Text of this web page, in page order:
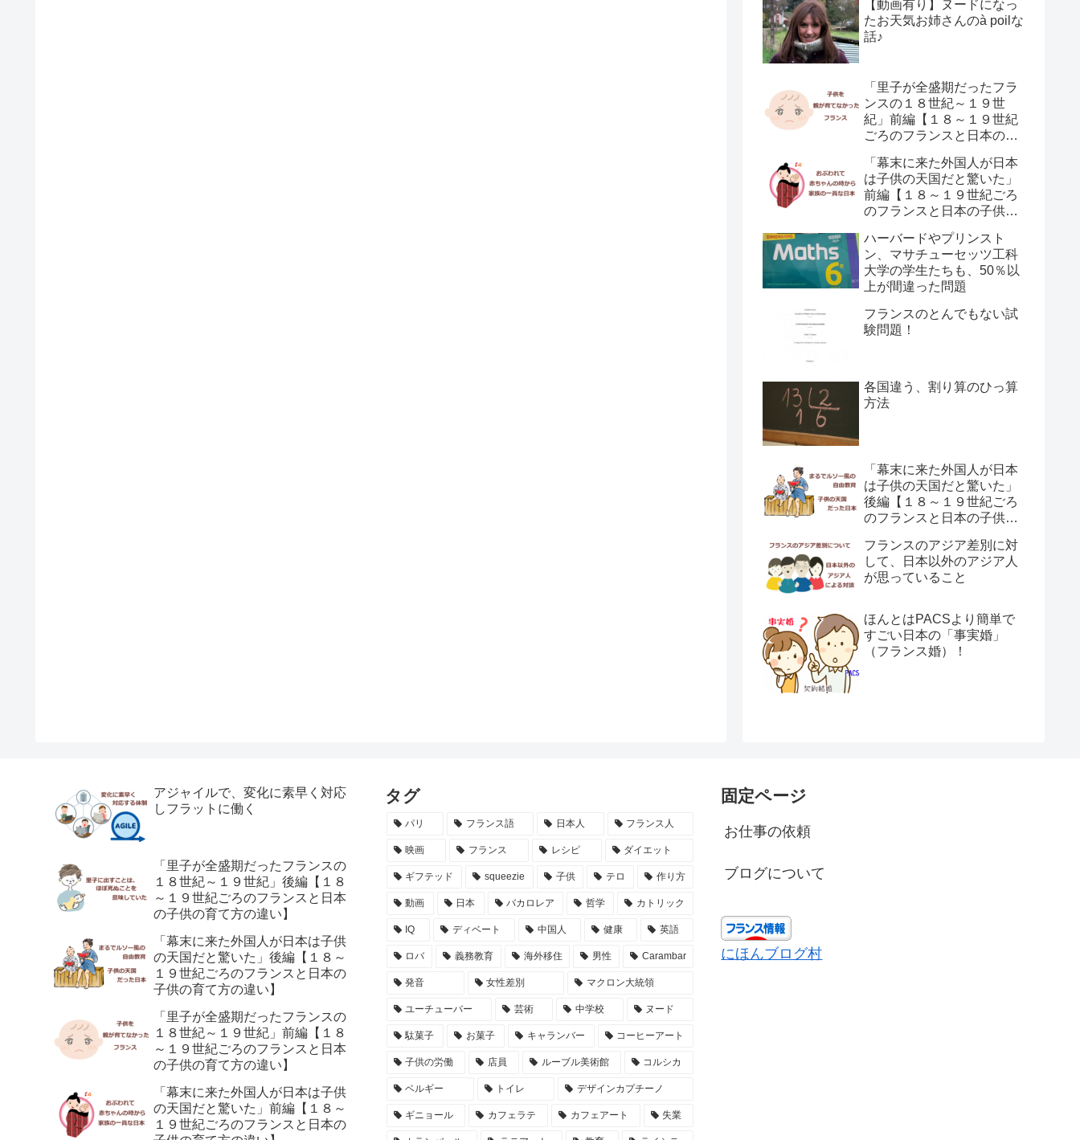
【動画有り】ヌードになっ
たお天気お姉さんのà poilな
話♪
「里子が全盛期だったフラ
ンスの１８世紀～１９世
紀」前編【１８～１９世紀
ごろのフランスと日本の子
「幕末に来た外国人が日本
は子供の天国だと驚いた」
前編【１８～１９世紀ごろ
のフランスと日本の子供の
ハーバードやプリンスト
ン、マサチューセッツ工科
大学の学生たちも、50％以
上が間違った問題
フランスのとんでもない試
験問題！
各国違う、割り算のひっ算
方法
「幕末に来た外国人が日本
は子供の天国だと驚いた」
後編【１８～１９世紀ごろ
のフランスと日本の子供の
フランスのアジア差別に対
して、日本以外のアジア人
が思っていること
ほんとはPACSより簡単で
すごい日本の「事実婚」
（フランス婚）！
アジャイルで、変化に素早く対応
しフラットに働く
「里子が全盛期だったフランスの
１８世紀～１９世紀」後編【１８
～１９世紀ごろのフランスと日本
の子供の育て方の違い】
「幕末に来た外国人が日本は子供
の天国だと驚いた」後編【１８～
１９世紀ごろのフランスと日本の
子供の育て方の違い】
「里子が全盛期だったフランスの
１８世紀～１９世紀」前編【１８
～１９世紀ごろのフランスと日本
の子供の育て方の違い】
「幕末に来た外国人が日本は子供
の天国だと驚いた」前編【１８～
１９世紀ごろのフランスと日本の
タグ
パリ フランス語 日本人 フランス人
映画 フランス レシピ ダイエット
ギフテッド squeezie 子供 テロ 作り方
動画 日本 バカロレア 哲学 カトリック
IQ ディベート 中国人 健康 英語
ロバ 義務教育 海外移住 男性 Carambar
発音 女性差別 マクロン大統領
ユーチューバー 芸術 中学校 ヌード
駄菓子 お菓子 キャランバー コーヒーアート
子供の労働 店員 ルーブル美術館 コルシカ
ベルギー トイレ デザインカプチーノ
ギニョール カフェラテ カフェアート 失業
固定ページ
お仕事の依頼
ブログについて
にほんブログ村